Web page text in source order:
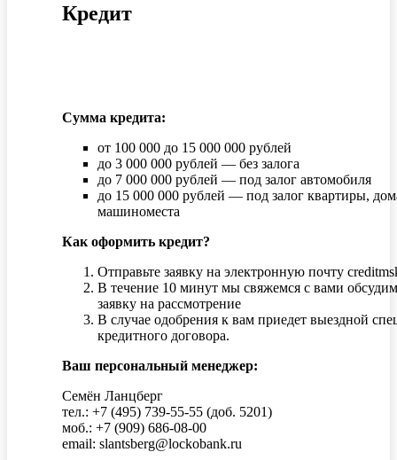
Кредит
Сумма кредита:
от 100 000 до 15 000 000 рублей
до 3 000 000 рублей — без залога
до 7 000 000 рублей — под залог автомобиля
до 15 000 000 рублей — под залог квартиры,
машиноместа
Как оформить кредит?
Отправьте заявку на электронную почту
В течение 10 минут мы свяжемся с вами
заявку на рассмотрение
В случае одобрения к вам приедет выездной
кредитного договора.
Ваш персональный менеджер:
Семён Ланцберг
тел.: +7 (495) 739-55-55 (доб. 5201)
моб.: +7 (909) 686-08-00
email: slantsberg@lockobank.ru